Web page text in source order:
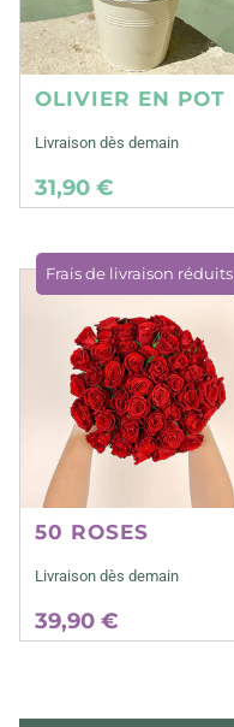
OLIVIER EN POT
Livraison dès demain
31,90 €
Frais de livraison réduits
50 ROSES
Livraison dès demain
39,90 €